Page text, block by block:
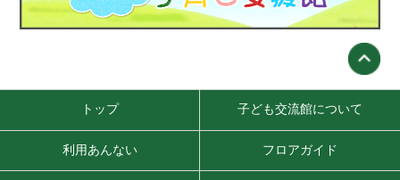
トップ 子ども交流館について
利用あんない フロアガイド